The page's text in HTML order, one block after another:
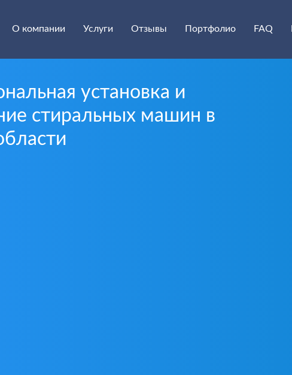
О компании Услуги Отзывы Портфолио FAQ
установка и
стиральных машин в